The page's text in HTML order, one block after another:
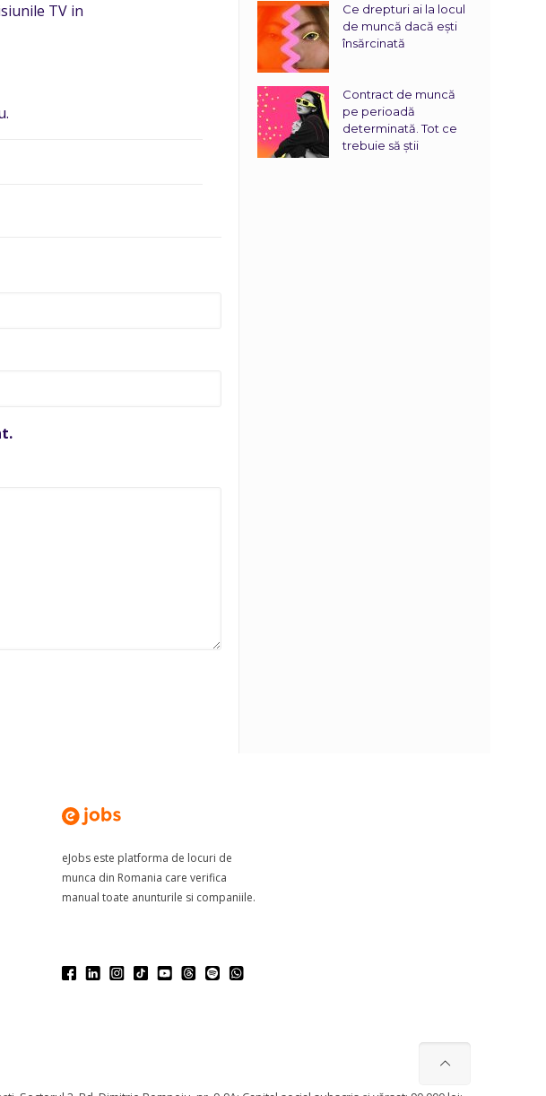
TV in
Ce drepturi ai la locul
de muncă dacă ești
însărcinată
Contract de muncă
pe perioadă
determinată. Tot ce
trebuie să știi
eJobs este platforma de locuri de
munca din Romania care verifica
manual toate anunturile si companiile.